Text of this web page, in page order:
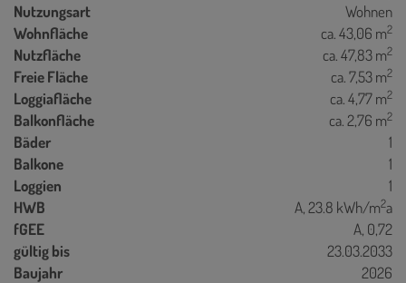
Nutzungsart
Wohnen
Wohnfläche
ca. 43,06 m2
Nutzfläche ca. 47,83 m2
Freie Fläche ca. 7,53 m2
Loggiafläche ca. 4,77 m2
Balkonfläche ca. 2,76 m2
Bäder
1
Balkone
1
Loggien
1
HWB
A, 23.8 kWh/m2a
fGEE
A, 0,72
gültig bis
23.03.2033
Baujahr
2026